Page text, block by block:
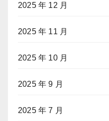
2025 年 12 月
2025 年 11 月
2025 年 10 月
2025 年 9 月
2025 年 7 月